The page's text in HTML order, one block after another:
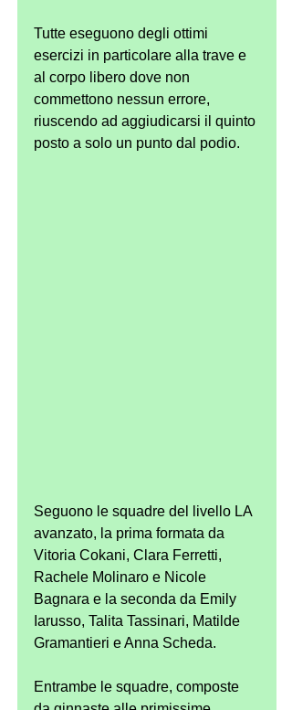
Tutte eseguono degli ottimi
esercizi in particolare alla trave e
al corpo libero dove non
commettono nessun errore,
riuscendo ad aggiudicarsi il quinto
posto a solo un punto dal podio.
Seguono le squadre del livello LA
avanzato, la prima formata da
Vitoria Cokani, Clara Ferretti,
Rachele Molinaro e Nicole
Bagnara e la seconda da Emily
Iarusso, Talita Tassinari, Matilde
Gramantieri e Anna Scheda.
Entrambe le squadre, composte